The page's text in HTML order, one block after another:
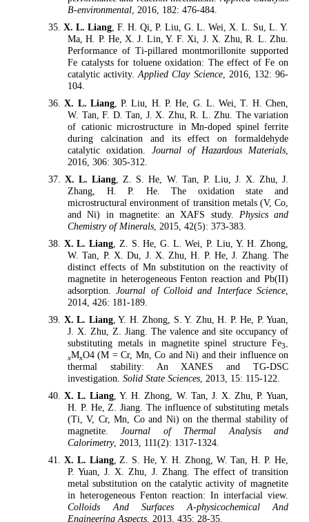
B-environmental, 2016, 182: 476-484.
35. X. L. Liang, F. H. Qi, P. Liu, G. L. Wei, X. L. Su, L. Y.
Ma, H. P. He, X. J. Lin, Y. F. Xi, J. X. Zhu, R. L. Zhu.
Performance of Ti-pillared montmorillonite supported
Fe catalysts for toluene oxidation: The effect of Fe on
catalytic activity.Applied Clay Science, 2016, 132: 96-
104.
36.X. L. Liang, P. Liu, H. P. He, G. L. Wei, T. H. Chen,
W. Tan, F. D. Tan, J. X. Zhu, R. L. Zhu. The variation
of cationic microstructure in Mn-doped spinel ferrite
during calcination and its effect on formaldehyde
catalytic oxidation. Journal of Hazardous Materials,
2016, 306: 305-312.
37.X. L. Liang, Z. S. He, W. Tan, P. Liu, J. X. Zhu, J.
Zhang, H. P. He. The oxidation state and
microstructural environment of transition metals (V, Co,
and Ni) in magnetite: an XAFS study. Physics and
Chemistry of Minerals, 2015, 42(5): 373-383.
38. X. L. Liang, Z. S. He, G. L. Wei, P. Liu, Y. H. Zhong,
W. Tan, P. X. Du, J. X. Zhu, H. P. He, J. Zhang. The
distinct effects of Mn substitution on the reactivity of
magnetite in heterogeneous Fenton reaction and Pb(II)
adsorption.Journal of Colloid and Interface Science,
2014, 426: 181-189.
39. X. L. Liang, Y. H. Zhong, S. Y. Zhu, H. P. He, P. Yuan,
J. X. Zhu, Z. Jiang. The valence and site occupancy of
substituting metals in magnetite spinel structure Fe3-
xMxO4 (M = Cr, Mn, Co and Ni) and their influence on
thermal stability: An XANES and TG-DSC
investigation. Solid State Sciences, 2013, 15: 115-122.
40.X. L. Liang, Y. H. Zhong, W. Tan, J. X. Zhu, P. Yuan,
H. P. He, Z. Jiang. The influence of substituting metals
(Ti, V, Cr, Mn, Co and Ni) on the thermal stability of
magnetite.Journal of Thermal Analysis and
Calorimetry, 2013, 111(2): 1317-1324.
41. X. L. Liang, Z. S. He, Y. H. Zhong, W. Tan, H. P. He,
P. Yuan, J. X. Zhu, J. Zhang. The effect of transition
metal substitution on the catalytic activity of magnetite
in heterogeneous Fenton reaction: In interfacial view.
Colloids And Surfaces A-physicochemical And
Engineering Aspects, 2013, 435: 28-35.